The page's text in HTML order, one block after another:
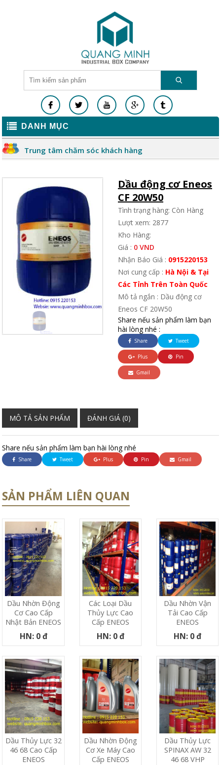
DANH MỤC
Trung tâm chăm sóc khách hàng
Dầu động cơ Eneos
CF 20W50
Tình trạng hàng: Còn Hàng
Lượt xem: 2877
Kho Hàng:
Giá : 0 VND
Nhận Báo Giá : 0915220153
Nơi cung cấp : Hà Nội & Tại
Các Tỉnh Trên Toàn Quốc
Mô tả ngắn : Dầu động cơ
Eneos CF 20W50
Share nếu sản phẩm làm bạn
hài lòng nhé :
Share Tweet
Plus Pin
Gmail
MÔ TẢ SẢN PHẨM ĐÁNH GIÁ (0)
Share nếu sản phẩm làm bạn hài lòng nhé
Share Tweet Plus Pin Gmail
SẢN PHẨM LIÊN QUAN
Dầu Nhờn Động
Cơ Cao Cấp
Nhật Bản ENEOS
HN: 0 đ
Các Loại Dầu
Thủy Lực Cao
Cấp ENEOS
HN: 0 đ
Dầu Nhờn Vận
Tải Cao Cấp
ENEOS
HN: 0 đ
Dầu Thủy Lực 32
46 68 Cao Cấp
ENEOS
Dầu Nhờn Động
Cơ Xe Máy Cao
Cấp ENEOS
Dầu Thủy Lực
SPINAX AW 32
46 68 VHP